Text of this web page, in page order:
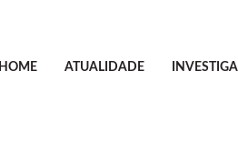
HOME ATUALIDADE